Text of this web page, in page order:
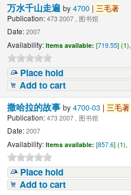
万水千山走遍by4700 | 三毛著
Publication: 473 2007 , 图书馆
Date: 2007
Availability: Items available: [719.55] (1),
Place hold
Add to cart
撒哈拉的故事by4700-03 | 三毛著
Publication: 473 2007 , 图书馆
Date: 2007
Availability: Items available: [857.6] (1),
Place hold
Add to cart